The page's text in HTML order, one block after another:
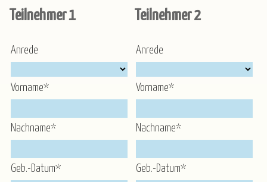
Teilnehmer 1
Anrede
Vorname*
Nachname*
Geb.-Datum*
Teilnehmer 2
Anrede
Vorname*
Nachname*
Geb.-Datum*